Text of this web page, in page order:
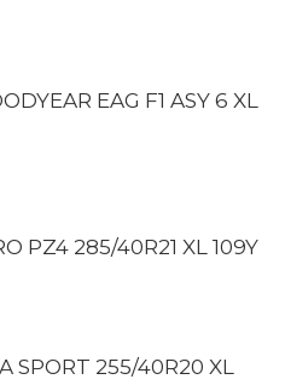
EAG F1 ASY 6 XL
PZ4 285/40R21 XL 109Y
SPORT 255/40R20 XL